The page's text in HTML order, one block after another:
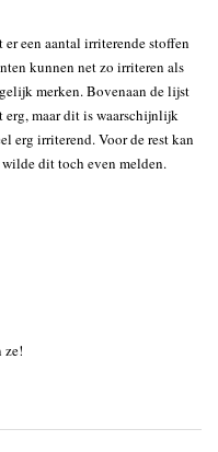
een aantal irriterende stoffen
kunnen net zo irriteren als
merken. Bovenaan de lijst
maar dit is waarschijnlijk
erg irriterend. Voor de rest kan
dit toch even melden.
ze!